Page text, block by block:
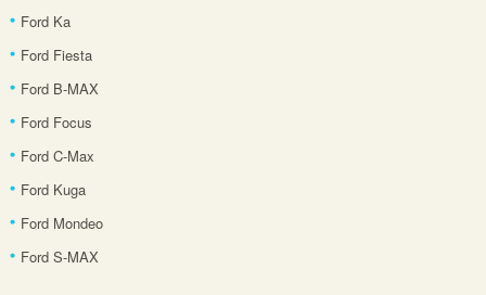
Ford Ka
Ford Fiesta
Ford B-MAX
Ford Focus
Ford C-Max
Ford Kuga
Ford Mondeo
Ford S-MAX